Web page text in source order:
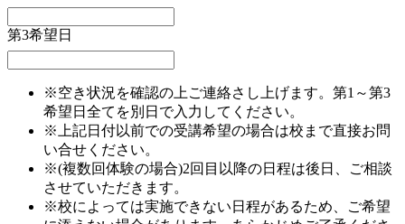
第3希望日
※空き状況を確認の上ご連絡さし上げます。第1～第3
希望日全てを別日で入力してください。
※上記日付以前での受講希望の場合は校まで直接お問
い合せください。
※(複数回体験の場合)2回目以降の日程は後日、ご相談
させていただきます。
※校によっては実施できない日程があるため、ご希望